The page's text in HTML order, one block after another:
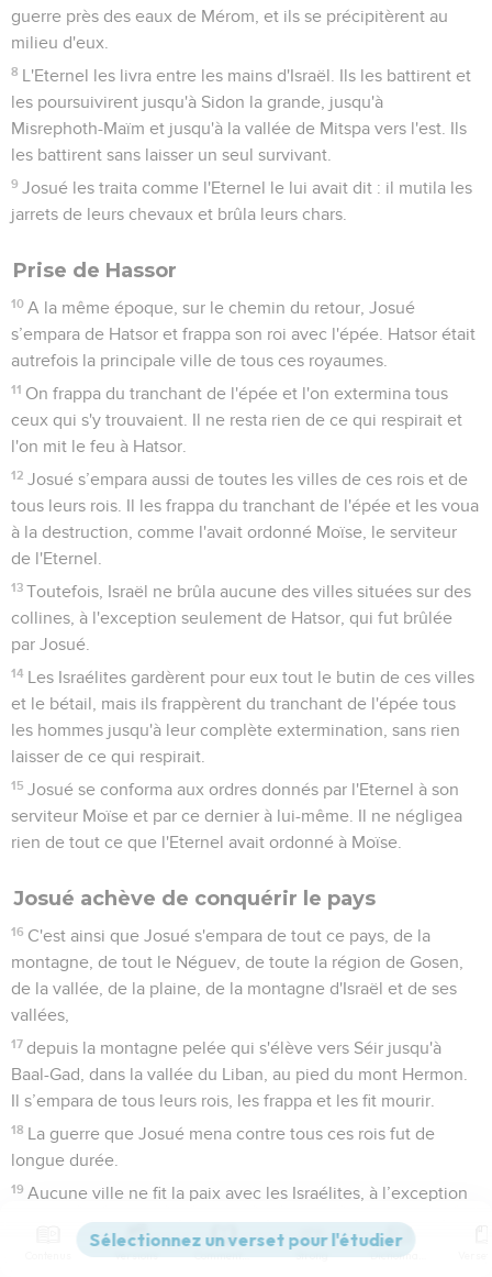
guerre près des eaux de Mérom, et ils se précipitèrent au
milieu d'eux.
8 L'Eternel les livra entre les mains d'Israël. Ils les battirent et
les poursuivirent jusqu'à Sidon la grande, jusqu'à
Misrephoth-Maïm et jusqu'à la vallée de Mitspa vers l'est. Ils
les battirent sans laisser un seul survivant.
9 Josué les traita comme l'Eternel le lui avait dit : il mutila les
jarrets de leurs chevaux et brûla leurs chars.
Prise de Hassor
10 A la même époque, sur le chemin du retour, Josué
s’empara de Hatsor et frappa son roi avec l'épée. Hatsor était
autrefois la principale ville de tous ces royaumes.
11 On frappa du tranchant de l'épée et l'on extermina tous
ceux qui s'y trouvaient. Il ne resta rien de ce qui respirait et
l'on mit le feu à Hatsor.
12 Josué s’empara aussi de toutes les villes de ces rois et de
tous leurs rois. Il les frappa du tranchant de l'épée et les voua
à la destruction, comme l'avait ordonné Moïse, le serviteur
de l'Eternel.
13 Toutefois, Israël ne brûla aucune des villes situées sur des
collines, à l'exception seulement de Hatsor, qui fut brûlée
par Josué.
14 Les Israélites gardèrent pour eux tout le butin de ces villes
et le bétail, mais ils frappèrent du tranchant de l'épée tous
les hommes jusqu'à leur complète extermination, sans rien
laisser de ce qui respirait.
15 Josué se conforma aux ordres donnés par l'Eternel à son
serviteur Moïse et par ce dernier à lui-même. Il ne négligea
rien de tout ce que l'Eternel avait ordonné à Moïse.
Josué achève de conquérir le pays
16 C'est ainsi que Josué s'empara de tout ce pays, de la
montagne, de tout le Néguev, de toute la région de Gosen,
de la vallée, de la plaine, de la montagne d'Israël et de ses
vallées,
17 depuis la montagne pelée qui s'élève vers Séir jusqu'à
Baal-Gad, dans la vallée du Liban, au pied du mont Hermon.
Il s’empara de tous leurs rois, les frappa et les fit mourir.
18 La guerre que Josué mena contre tous ces rois fut de
longue durée.
19 Aucune ville ne fit la paix avec les Israélites, à l’exception
de Gabaon, qui était habitée par les Héviens. Ils les prirent
toutes en combattant.
Versions Commentaires Strong